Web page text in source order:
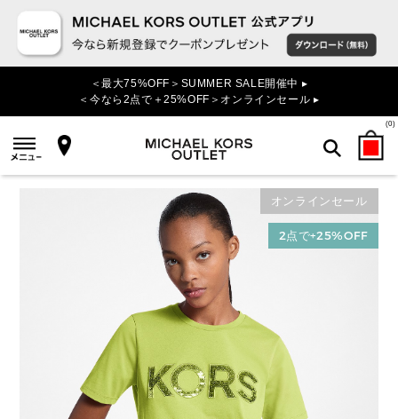
＜最大75%OFF＞SUMMER SALE開催中 ▸
＜今なら2点で＋25%OFF＞オンラインセール ▸
(0)
検索
オンラインセール
2点で+25%OFF